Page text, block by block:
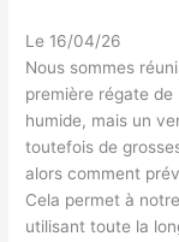
Le 16/04/26
Nous sommes
première régate
humide, mais un
toutefois de
alors comment
Cela permet à
utilisant toute la